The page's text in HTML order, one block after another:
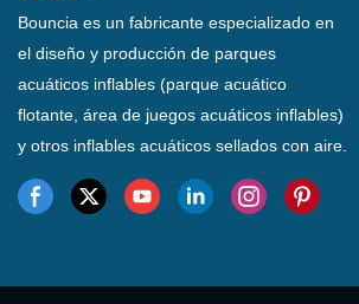
Bouncia es un fabricante especializado en
el diseño y producción de parques
acuáticos inflables (parque acuático
flotante, área de juegos acuáticos inflables)
y otros inflables acuáticos sellados con aire.